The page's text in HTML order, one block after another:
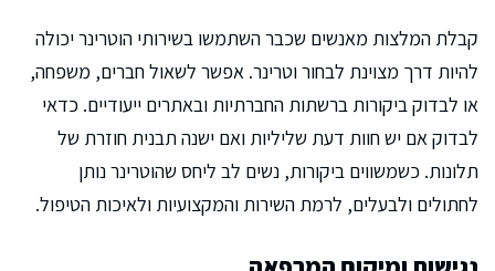
קבלת המלצות מאנשים שכבר השתמשו בשירותי הוטרינר יכולה
להיות דרך מצוינת לבחור וטרינר. אפשר לשאול חברים, משפחה,
או לבדוק ביקורות ברשתות החברתיות ובאתרים ייעודיים. כדאי
לבדוק אם יש חוות דעת שליליות ואם ישנה תבנית חוזרת של
תלונות. כשמשווים ביקורות, נשים לב ליחס שהוטרינר נותן
לחתולים ולבעלים, לרמת השירות והמקצועיות ולאיכות הטיפול.